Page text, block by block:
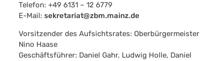
Telefon: +49 6131 – 12 6779
E-Mail: sekretariat@zbm.mainz.de
Vorsitzender des Aufsichtsrates: Oberbürgermeister
Nino Haase
Geschäftsführer: Daniel Gahr, Ludwig Holle, Daniel